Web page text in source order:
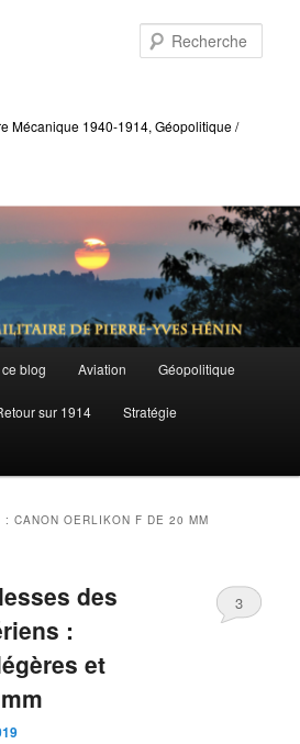
Mécanique 1940-1914, Géopolitique /
blog Aviation Géopolitique
sur 1914 Stratégie
:CANON OERLIKON F DE 20 MM
des
:
et
3